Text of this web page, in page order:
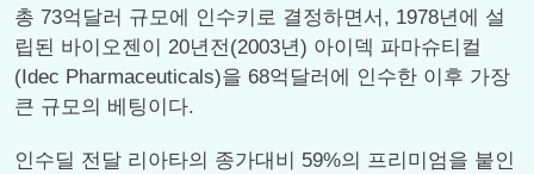
총 73억달러 규모에 인수키로 결정하면서, 1978년에 설
립된 바이오젠이 20년전(2003년) 아이덱 파마슈티컬
(Idec Pharmaceuticals)을 68억달러에 인수한 이후 가장
큰 규모의 베팅이다.
인수딜 전달 리아타의 종가대비 59%의 프리미엄을 붙인